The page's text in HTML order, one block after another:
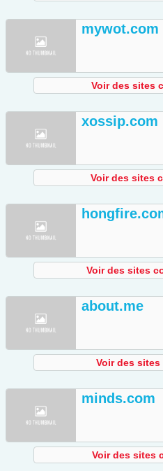
mywot.com
Voir des sites
xossip.com
Voir des sites
Voir des sites
about.me
Voir des sites
minds.com
Voir des sites